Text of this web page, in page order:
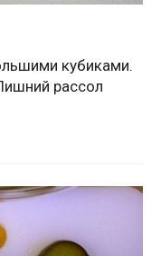
кубиками.
рассол